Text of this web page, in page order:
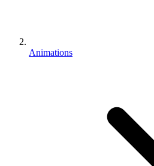
Animations